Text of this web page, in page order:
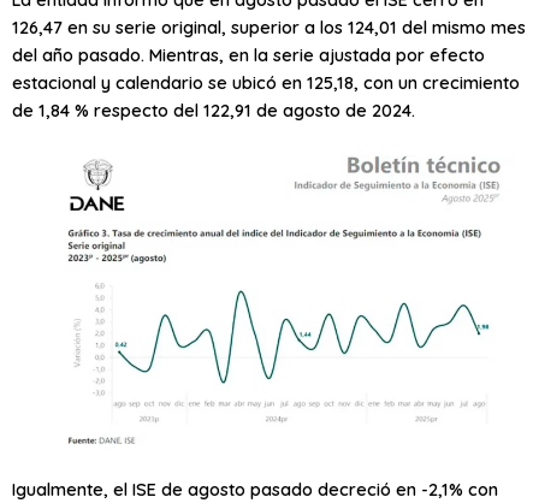
126,47 en su serie original, superior a los 124,01 del mismo mes
del año pasado. Mientras, en la serie ajustada por efecto
estacional y calendario se ubicó en 125,18, con un crecimiento
de 1,84 % respecto del 122,91 de agosto de 2024.
Igualmente, el ISE de agosto pasado decreció en -2,1% con